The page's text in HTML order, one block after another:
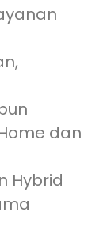
dan
Hybrid